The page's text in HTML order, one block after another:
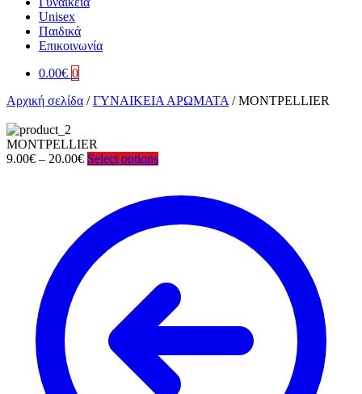
Unisex
Παιδικά
Επικοινωνία
0.00€ 0
Αρχική σελίδα /ΓΥΝΑΙΚΕΙΑ ΑΡΩΜΑΤΑ /MONTPELLIER
MONTPELLIER
9.00€ – 20.00€Price
20.00€
Select options